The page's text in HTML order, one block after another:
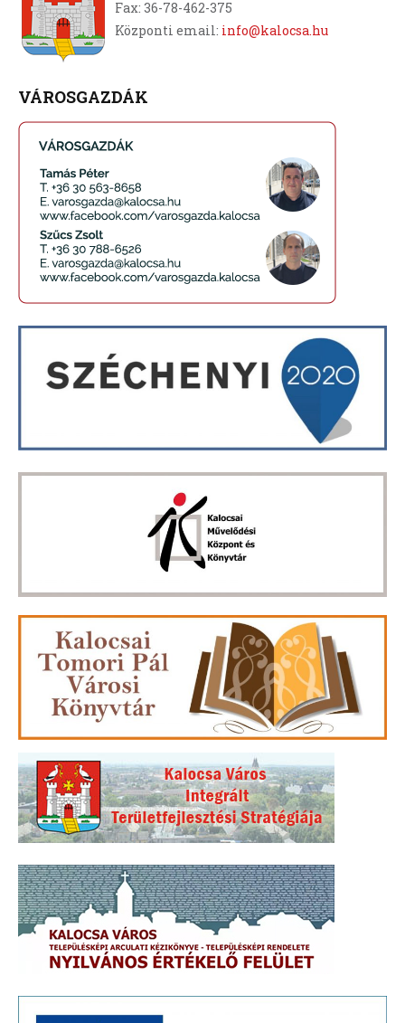
Fax: 36-78-462-375
Központi email: info@kalocsa.hu
VÁROSGAZDÁK